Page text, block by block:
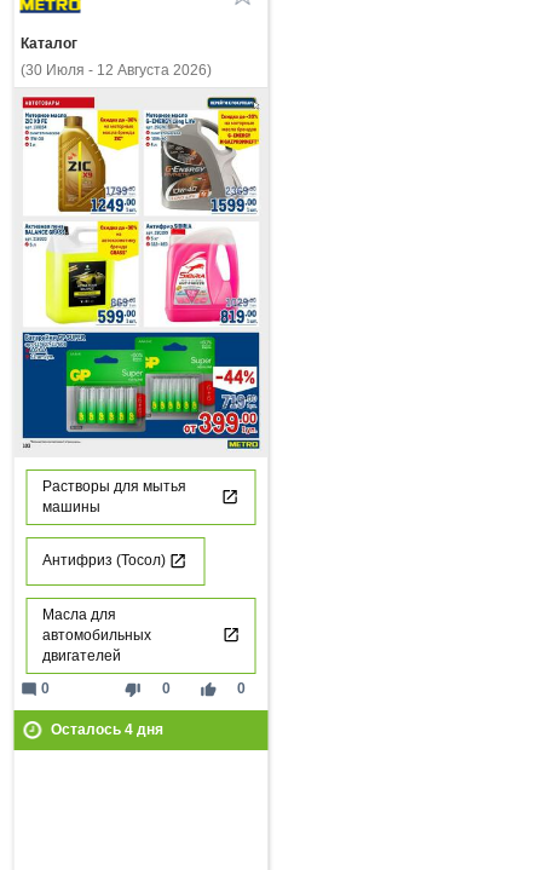
Каталог
(30 Июля - 12 Августа 2026)
Растворы для мытья
машины
Антифриз (Тосол)
Масла для
автомобильных
двигателей
thumb_down 0 thumb_up 0
mode_comment 0
Осталось 4дня